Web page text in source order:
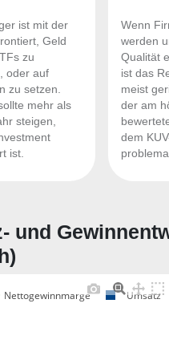
ist mit der
Geld
zu
oder auf
zu setzen.
mehr als
steigen,
ist.
Wenn
werden
Qualität
ist das
meist
der am
dem
und
Nettogewinnmarge Umsatz